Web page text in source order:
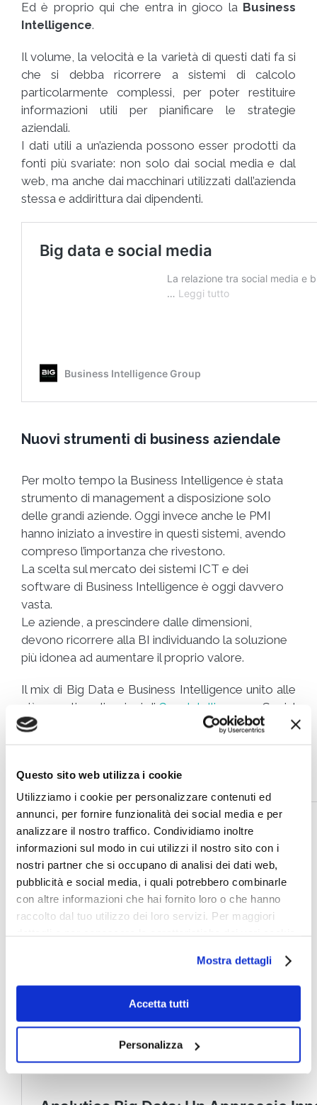
Questo sito web utilizza i cookie
Utilizziamo i cookie per personalizzare contenuti ed
annunci, per fornire funzionalità dei social media e per
analizzare il nostro traffico. Condividiamo inoltre
informazioni sul modo in cui utilizzi il nostro sito con i
nostri partner che si occupano di analisi dei dati web,
pubblicità e social media, i quali potrebbero combinarle
con altre informazioni che hai fornito loro o che hanno
raccolto dal tuo utilizzo dei loro servizi. Per maggiori
Mostra dettagli
Accetta tutti
Personalizza
Ed è proprio qui che entra in gioco la Business
Intelligence.
Il volume, la velocità e la varietà di questi dati fa si
che si debba ricorrere a sistemi di calcolo
particolarmente complessi, per poter restituire
informazioni utili per pianificare le strategie
aziendali.
I dati utili a un’azienda possono esser prodotti da
fonti più svariate: non solo dai social media e dal
web, ma anche dai macchinari utilizzati dall’azienda
stessa e addirittura dai dipendenti.
Nuovi strumenti di business aziendale
Per molto tempo la Business Intelligence è stata
strumento di management a disposizione solo
delle grandi aziende. Oggi invece anche le PMI
hanno iniziato a investire in questi sistemi, avendo
compreso l’importanza che rivestono.
La scelta sul mercato dei sistemi ICT e dei
software di Business Intelligence è oggi davvero
vasta.
Le aziende, a prescindere dalle dimensioni,
devono ricorrere alla BI individuando la soluzione
più idonea ad aumentare il proprio valore.
Il mix di Big Data e Business Intelligence unito alle
più recenti applicazioni di Geo-Intelligence
e Social
Web BI apre così nuovi orizzonti alla
decisionali aziendali.